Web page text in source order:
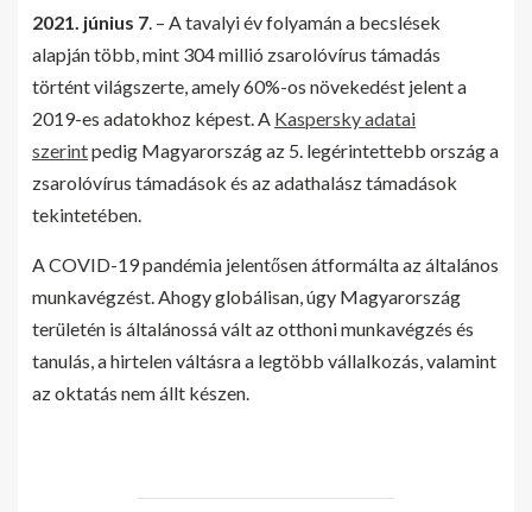
2021. június 7 . – A tavalyi év folyamán a becslések
alapján több, mint 304 millió zsarolóvírus támadás
történt világszerte, amely 60%-os növekedést jelent a
2019-es adatokhoz képest. A Kaspersky adatai
szerintpedig Magyarország az 5. legérintettebb ország a
zsarolóvírus támadások és az adathalász támadások
tekintetében.
A COVID-19 pandémia jelentősen átformálta az általános
munkavégzést. Ahogy globálisan, úgy Magyarország
területén is általánossá vált az otthoni munkavégzés és
tanulás, a hirtelen váltásra a legtöbb vállalkozás, valamint
az oktatás nem állt készen.